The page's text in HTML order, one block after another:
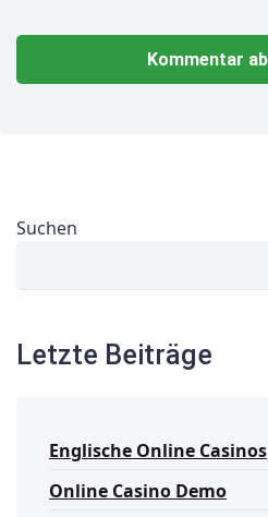
Suchen
Letzte Beiträge
Englische Online Casinos
Online Casino Demo